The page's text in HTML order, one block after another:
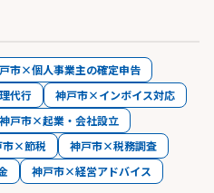
市×個人事業主の確定申告
代行
神戸市×インボイス対応
神戸市×起業・会社設立
市×節税
神戸市×税務調査
神戸市×経営アドバイス